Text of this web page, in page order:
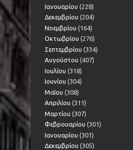
Ιανουαρίου (228)
Δεκεμβρίου (204)
Νοεμβρίου (164)
Οκτωβρίου (276)
Σεπτεμβρίου (334)
Αυγούστου (407)
Ιουλίου (318)
Ιουνίου (304)
Μαΐου (308)
Απριλίου (311)
Μαρτίου (307)
Φεβρουαρίου (301)
Ιανουαρίου (301)
Δεκεμβρίου (305)